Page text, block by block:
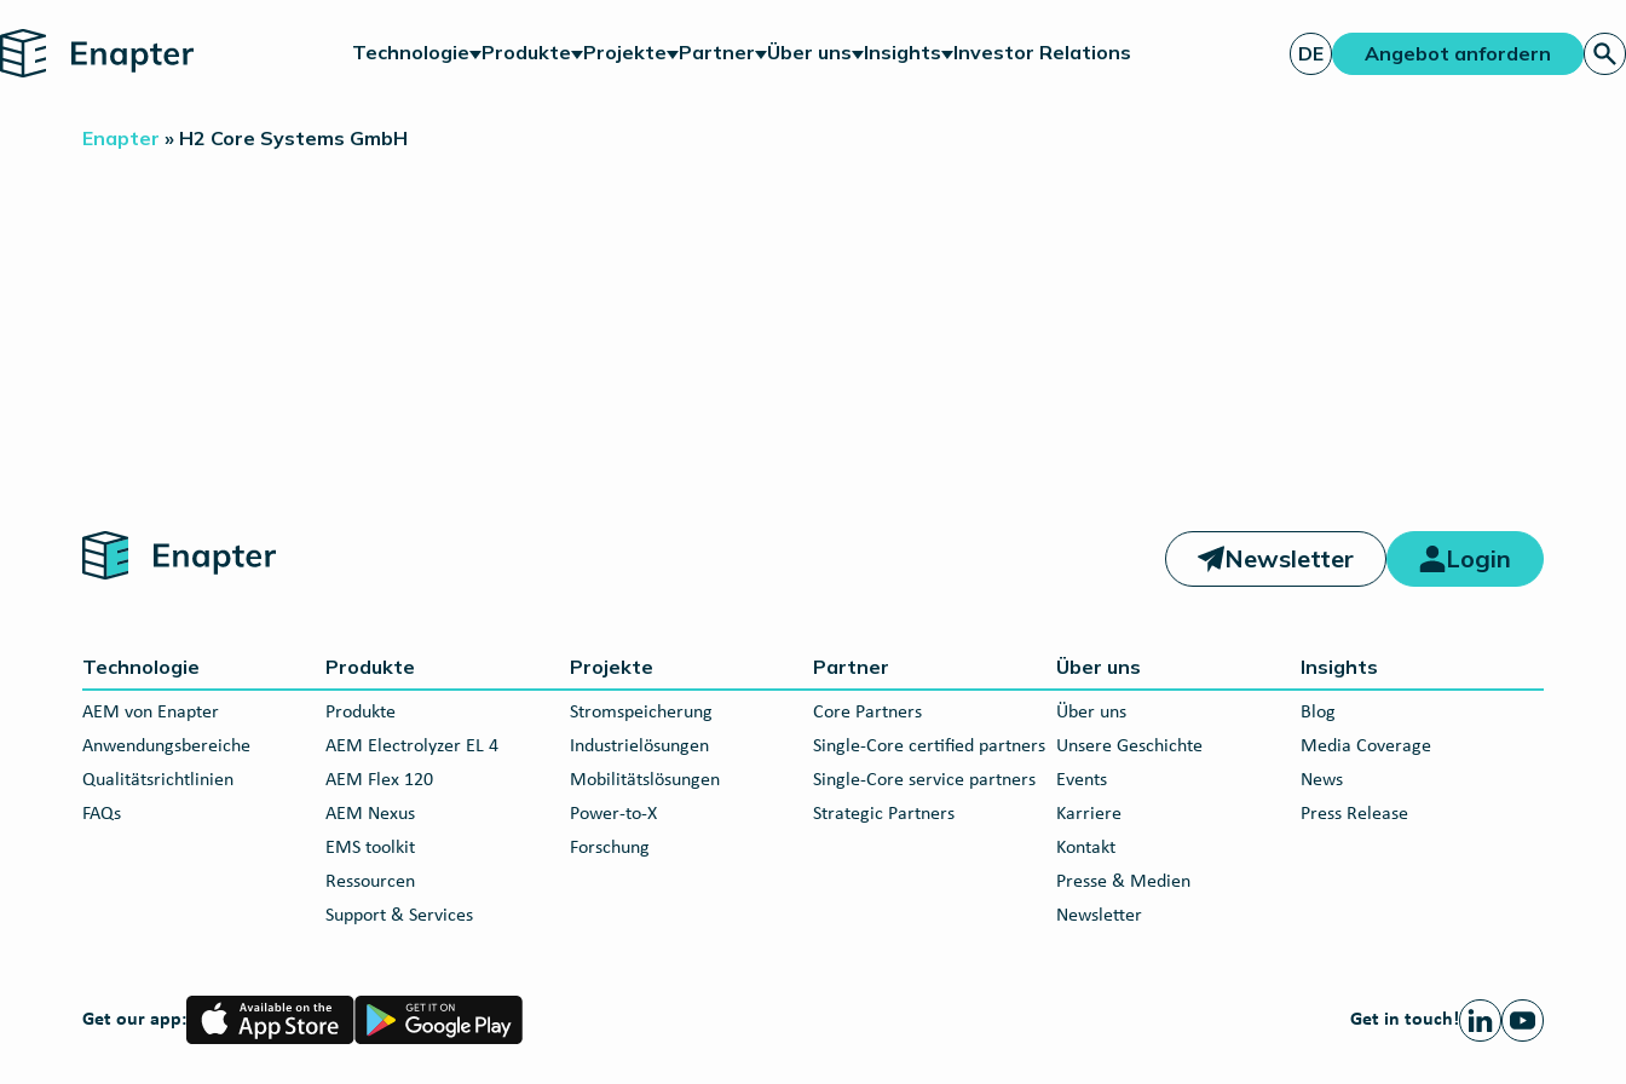
Home Technologie Produkte Projekte Partner Über uns Insights Investor Relations DE Angebot anfordern
Enapter » H2 Core Systems GmbH
Home
Newsletter Login
Technologie
AEM von Enapter
Anwendungsbereiche
Qualitätsrichtlinien
FAQs
Produkte
Produkte
AEM Electrolyzer EL 4
AEM Flex 120
AEM Nexus
EMS toolkit
Ressourcen
Support & Services
Projekte
Stromspeicherung
Industrielösungen
Mobilitätslösungen
Power-to-X
Forschung
Partner
Core Partners
Single-Core certified partners
Single-Core service partners
Strategic Partners
Über uns
Über uns
Unsere Geschichte
Events
Karriere
Kontakt
Presse & Medien
Newsletter
Insights
Blog
Media Coverage
News
Press Release
Get our app:
App
Store
Google
Play
Get in touch!